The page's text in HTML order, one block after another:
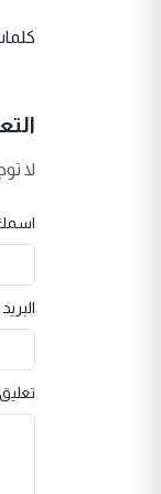
لا
تعليق